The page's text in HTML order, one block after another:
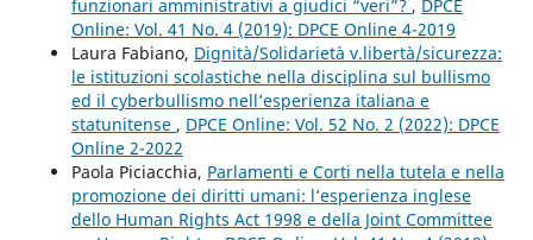
funzionari amministrativi a giudici “veri”? , DPCE
Online: Vol. 41 No. 4 (2019): DPCE Online 4-2019
Laura Fabiano, Dignità/Solidarietà v.libertà/sicurezza:
le istituzioni scolastiche nella disciplina sul bullismo
ed il cyberbullismo nell’esperienza italiana e
statunitense , DPCE Online: Vol. 52 No. 2 (2022): DPCE
Online 2-2022
Paola Piciacchia, Parlamenti e Corti nella tutela e nella
promozione dei diritti umani: l’esperienza inglese
dello Human Rights Act 1998 e della Joint Committee